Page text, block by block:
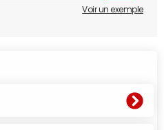
Voir un exemple